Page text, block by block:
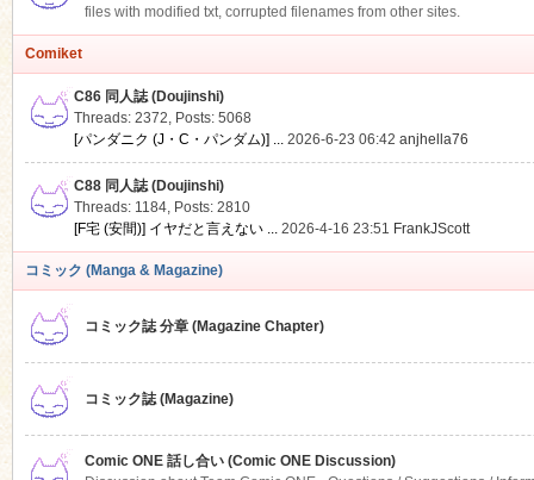
files with modified txt, corrupted filenames from other sites.
Comiket
C86 同人誌 (Doujinshi)
Threads: 2372, Posts: 5068
[パンダニク (J・C・パンダム)] ... 2026-6-23 06:42 anjhella76
C88 同人誌 (Doujinshi)
Threads: 1184, Posts: 2810
[F宅 (安間)] イヤだと言えない ... 2026-4-16 23:51 FrankJScott
コミック (Manga & Magazine)
コミック誌 分章 (Magazine Chapter)
コミック誌 (Magazine)
Comic ONE 話し合い (Comic ONE Discussion)